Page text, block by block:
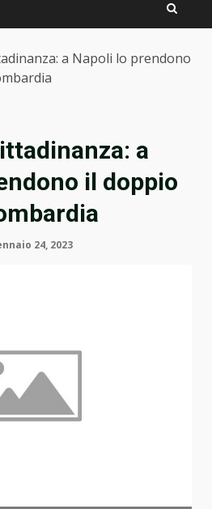
a Napoli lo prendono
a
il doppio
24, 2023